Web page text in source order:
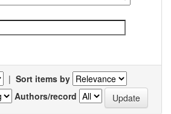
| Sort items by
Authors/record